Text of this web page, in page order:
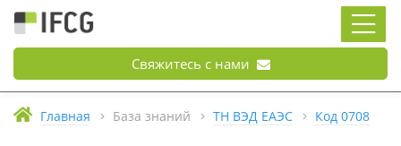
Свяжитесь с нами
Главная База знаний ТН ВЭД ЕАЭС Код 0708